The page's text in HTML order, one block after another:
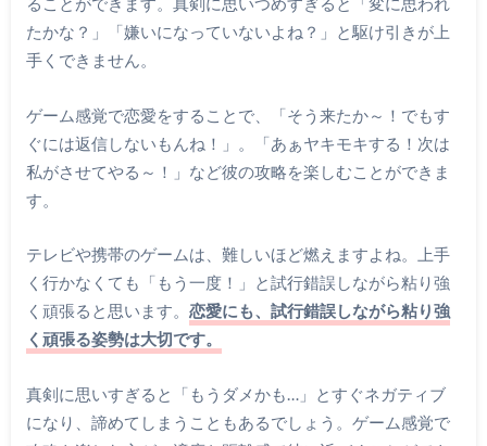
たかな？」「嫌いになっていないよね？」と駆け引きが上
手くできません。
ゲーム感覚で恋愛をすることで、「そう来たか～！でもす
ぐには返信しないもんね！」。「あぁヤキモキする！次は
私がさせてやる～！」など彼の攻略を楽しむことができま
す。
テレビや携帯のゲームは、難しいほど燃えますよね。上手
く行かなくても「もう一度！」と試行錯誤しながら粘り強
く頑張ると思います。 恋愛にも、試行錯誤しながら粘り強
く頑張る姿勢は大切です。
真剣に思いすぎると「もうダメかも…」とすぐネガティブ
になり、諦めてしまうこともあるでしょう。ゲーム感覚で